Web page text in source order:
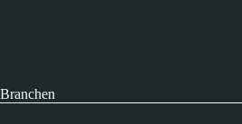
Branchen